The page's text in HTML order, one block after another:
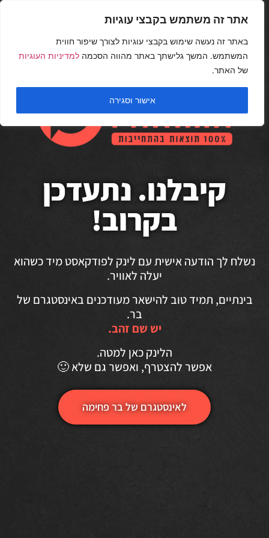
אתר זה משתמש בקבצי עוגיות
באתר זה נעשה שימוש בקבצי עוגיות לצורך שיפור חווית
המשתמש. המשך גלישתך באתר מהווה הסכמה למדיניות העוגיות
של האתר.
אישור וסגירה
קיבלנו. נתעדכן
בקרוב!
נשלח לך הודעה אישית עם לינק לפודקאסט מיד כשהוא
יעלה לאוויר.
בינתיים, תמיד טוב להישאר מעודכנים באינסטגרם של
בר.
יש שם זהב.
הלינק כאן למטה.
אפשר להצטרף, ואפשר גם שלא 🙂
לאינסטגרם של בר פחימה